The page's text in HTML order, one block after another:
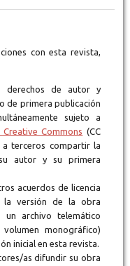
con esta revista,
derechos de autor y
de primera publicación
sujeto a
Commons (CC
a terceros compartir la
autor y su primera
acuerdos de licencia
la versión de la obra
un archivo telemático
monográfico)
inicial en esta revista.
as difundir su obra